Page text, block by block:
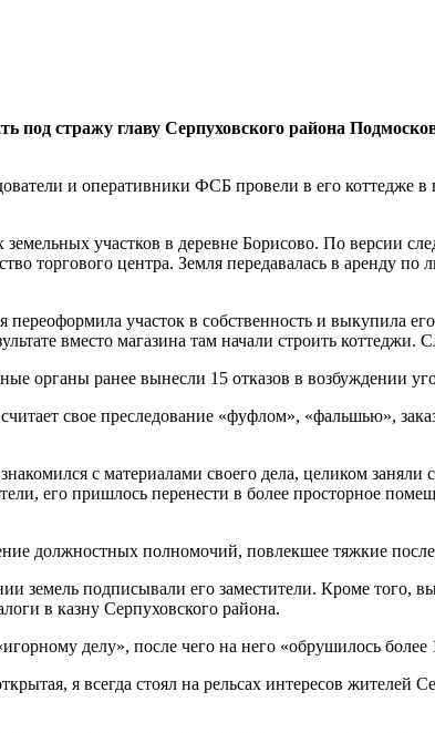
под стражу главу Серпуховского района
и оперативники ФСБ провели в его коттедже
участков в деревне Борисово. По версии
торгового центра. Земля передавалась в аренду по
участок в собственность и выкупила
вместо магазина там начали строить
органы ранее вынесли 15 отказов в возбуждении
свое преследование «фуфлом», «фальшью»,
с материалами своего дела, целиком
его пришлось перенести в более просторное
полномочий, повлекшее тяжкие
земель подписывали его заместители. Кроме того,
в казну Серпуховского района.
делу», после чего на него «обрушилось более
я всегда стоял на рельсах интересов